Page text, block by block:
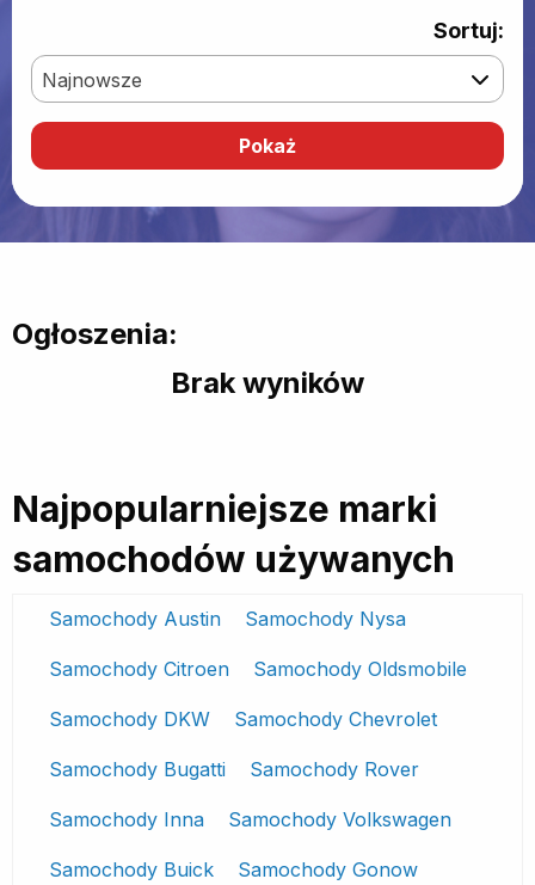
Sortuj:
Najnowsze
Ogłoszenia:
Brak wyników
Najpopularniejsze marki
samochodów używanych
Samochody Austin Samochody Nysa
Samochody Citroen Samochody Oldsmobile
Samochody DKW Samochody Chevrolet
Samochody Bugatti Samochody Rover
Samochody Inna Samochody Volkswagen
Samochody Buick Samochody Gonow